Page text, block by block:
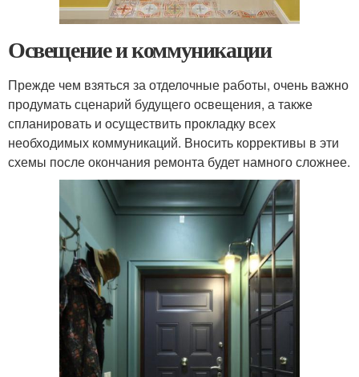
Освещение и коммуникации
Прежде чем взяться за отделочные работы, очень важно
продумать сценарий будущего освещения, а также
спланировать и осуществить прокладку всех
необходимых коммуникаций. Вносить коррективы в эти
схемы после окончания ремонта будет намного сложнее.